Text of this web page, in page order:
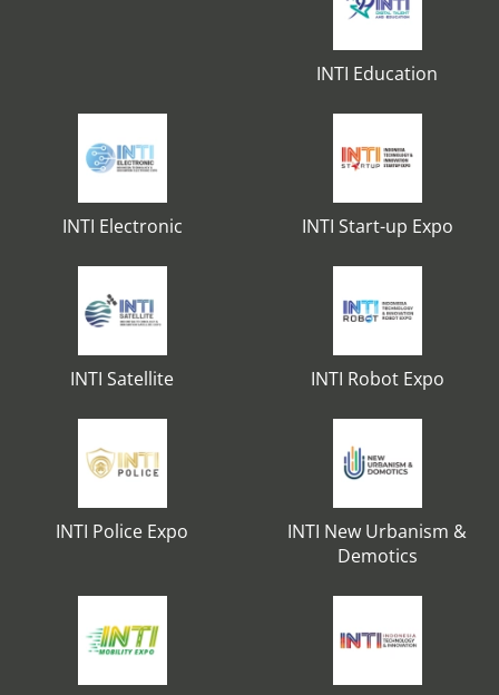
INTI Education
INTI Electronic INTI Start-up Expo
INTI Satellite INTI Robot Expo
INTI Police Expo
INTI New Urbanism &
Demotics